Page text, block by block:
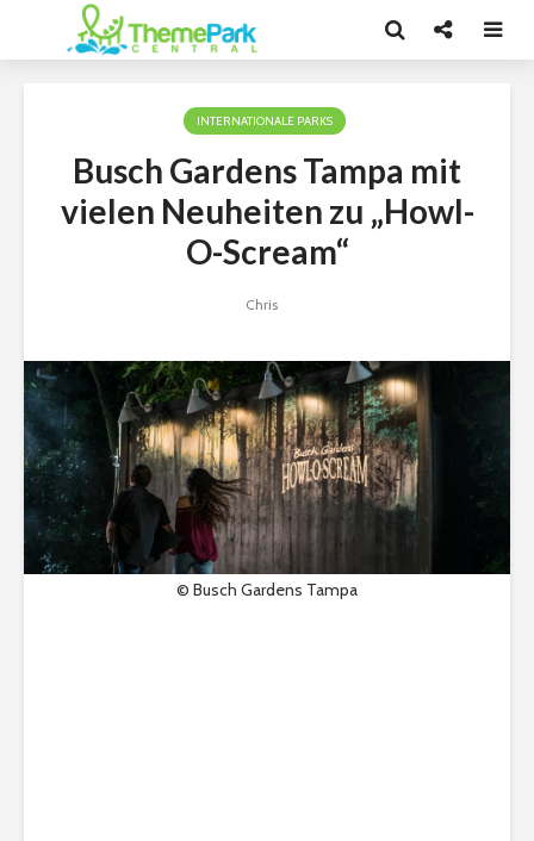
INTERNATIONALE PARKS
Busch Gardens Tampa mit
vielen Neuheiten zu „Howl-
O-Scream“
Chris
© Busch Gardens Tampa